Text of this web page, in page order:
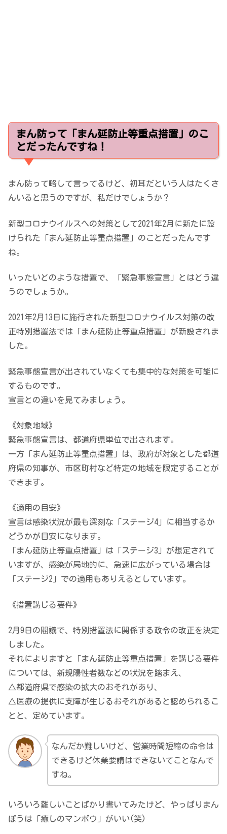
まん防って「まん延防止等重点措置」のこ
とだったんですね！
まん防って略して言ってるけど、初耳だという人はたくさ
んいると思うのですが、私だけでしょうか？
新型コロナウイルスへの対策として2021年2月に新たに設
けられた「まん延防止等重点措置」のことだったんです
ね。
いったいどのような措置で、「緊急事態宣言」とはどう違
うのでしょうか。
2021年2月13日に施行された新型コロナウイルス対策の改
正特別措置法では「まん延防止等重点措置」が新設されま
した。
緊急事態宣言が出されていなくても集中的な対策を可能に
するものです。
宣言との違いを見てみましょう。
《対象地域》
緊急事態宣言は、都道府県単位で出されます。
一方「まん延防止等重点措置」は、政府が対象とした都道
府県の知事が、市区町村など特定の地域を限定することが
できます。
《適用の目安》
宣言は感染状況が最も深刻な「ステージ4」に相当するか
どうかが目安になります。
「まん延防止等重点措置」は「ステージ3」が想定されて
いますが、感染が局地的に、急速に広がっている場合は
「ステージ2」での適用もありえるとしています。
《措置講じる要件》
2月9日の閣議で、特別措置法に関係する政令の改正を決定
しました。
それによりますと「まん延防止等重点措置」を講じる要件
については、新規陽性者数などの状況を踏まえ、
△都道府県で感染の拡大のおそれがあり、
△医療の提供に支障が生じるおそれがあると認められるこ
とと、定めています。
なんだか難しいけど、営業時間短縮の命令は
できるけど休業要請はできないてことなんで
すね。
いろいろ難しいことばかり書いてみたけど、やっぱりまん
ぼうは「癒しのマンボウ」がいい(笑)